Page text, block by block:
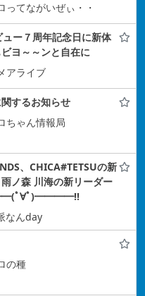
ってながいぜぃ・・
ー７周年記念日に新体
ヨ～～ンと自在に
アライブ
するお知らせ
ちゃん情報局
、CHICA#TETSUの新
ノ森 川海の新リーダー
ﾟ∀ﾟ)━━━━!!
んday
の種